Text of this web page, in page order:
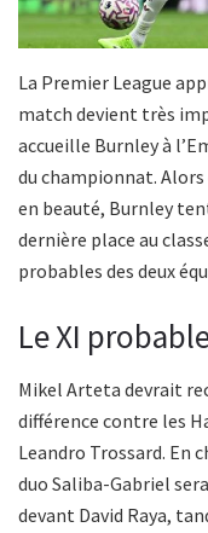
La Premier League
match devient très
accueille Burnley à
du championnat.
en beauté, Burnley
dernière place au
probables des deux
Le XI
Mikel Arteta devrait
différence contre les
Leandro Trossard. En
duo Saliba-Gabriel
devant David Raya,